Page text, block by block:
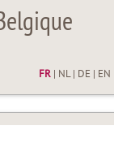
FR| NL| DE EN